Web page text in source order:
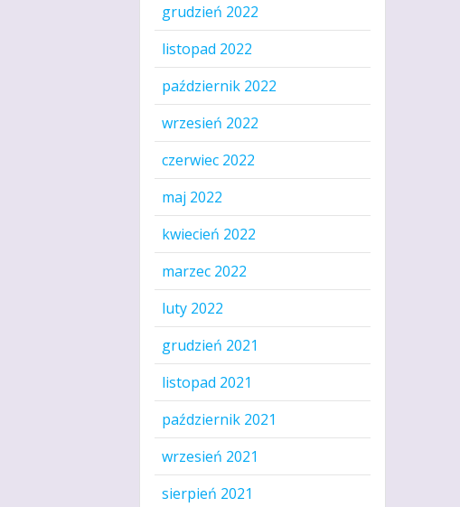
grudzień 2022
listopad 2022
październik 2022
wrzesień 2022
czerwiec 2022
maj 2022
kwiecień 2022
marzec 2022
luty 2022
grudzień 2021
listopad 2021
październik 2021
wrzesień 2021
sierpień 2021